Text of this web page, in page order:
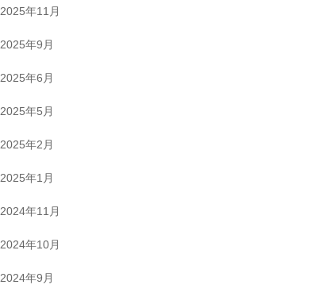
2025年11月
2025年9月
2025年6月
2025年5月
2025年2月
2025年1月
2024年11月
2024年10月
2024年9月